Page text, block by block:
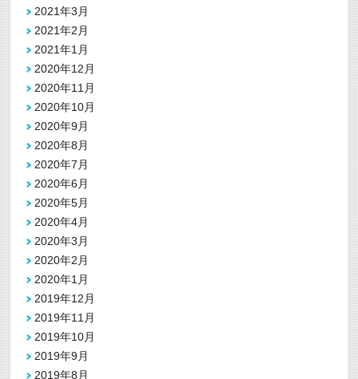
2021年3月
2021年2月
2021年1月
2020年12月
2020年11月
2020年10月
2020年9月
2020年8月
2020年7月
2020年6月
2020年5月
2020年4月
2020年3月
2020年2月
2020年1月
2019年12月
2019年11月
2019年10月
2019年9月
2019年8月